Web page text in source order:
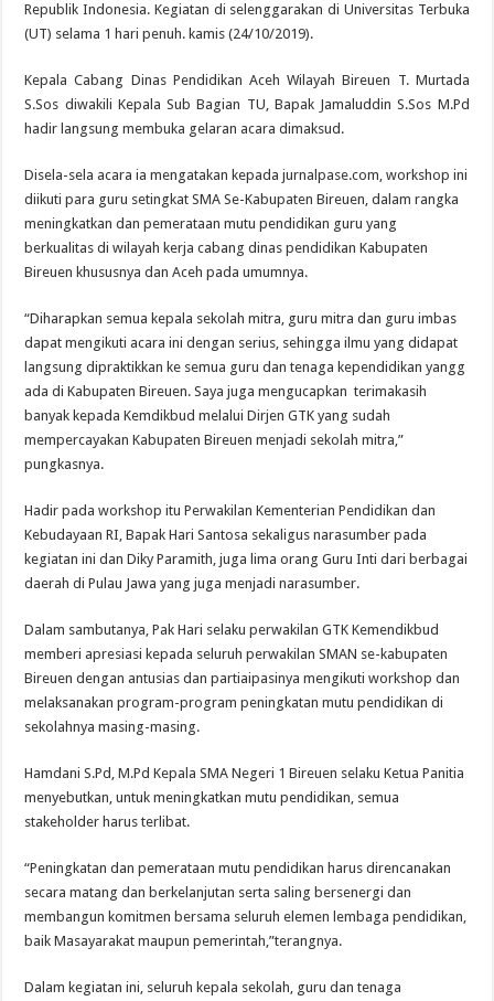
Republik Indonesia. Kegiatan di selenggarakan di Universitas Terbuka
(UT) selama 1 hari penuh. kamis (24/10/2019).
Kepala Cabang Dinas Pendidikan Aceh Wilayah Bireuen T. Murtada
S.Sos diwakili Kepala Sub Bagian TU, Bapak Jamaluddin S.Sos M.Pd
hadir langsung membuka gelaran acara dimaksud.
Disela-sela acara ia mengatakan kepada jurnalpase.com, workshop ini
diikuti para guru setingkat SMA Se-Kabupaten Bireuen, dalam rangka
meningkatkan dan pemerataan mutu pendidikan guru yang
berkualitas di wilayah kerja cabang dinas pendidikan Kabupaten
Bireuen khususnya dan Aceh pada umumnya.
“Diharapkan semua kepala sekolah mitra, guru mitra dan guru imbas
dapat mengikuti acara ini dengan serius, sehingga ilmu yang didapat
langsung dipraktikkan ke semua guru dan tenaga kependidikan yangg
ada di Kabupaten Bireuen. Saya juga mengucapkan terimakasih
banyak kepada Kemdikbud melalui Dirjen GTK yang sudah
mempercayakan Kabupaten Bireuen menjadi sekolah mitra,”
pungkasnya.
Hadir pada workshop itu Perwakilan Kementerian Pendidikan dan
Kebudayaan RI, Bapak Hari Santosa sekaligus narasumber pada
kegiatan ini dan Diky Paramith, juga lima orang Guru Inti dari berbagai
daerah di Pulau Jawa yang juga menjadi narasumber.
Dalam sambutanya, Pak Hari selaku perwakilan GTK Kemendikbud
memberi apresiasi kepada seluruh perwakilan SMAN se-kabupaten
Bireuen dengan antusias dan partiaipasinya mengikuti workshop dan
melaksanakan program-program peningkatan mutu pendidikan di
sekolahnya masing-masing.
Hamdani S.Pd, M.Pd Kepala SMA Negeri 1 Bireuen selaku Ketua Panitia
menyebutkan, untuk meningkatkan mutu pendidikan, semua
stakeholder harus terlibat.
“Peningkatan dan pemerataan mutu pendidikan harus direncanakan
secara matang dan berkelanjutan serta saling bersenergi dan
membangun komitmen bersama seluruh elemen lembaga pendidikan,
baik Masayarakat maupun pemerintah,”terangnya.
Dalam kegiatan ini, seluruh kepala sekolah, guru dan tenaga